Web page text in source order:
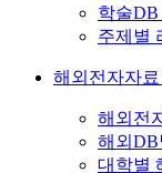
학술DB
주제별
해외전자자
해외전
해외
대학별